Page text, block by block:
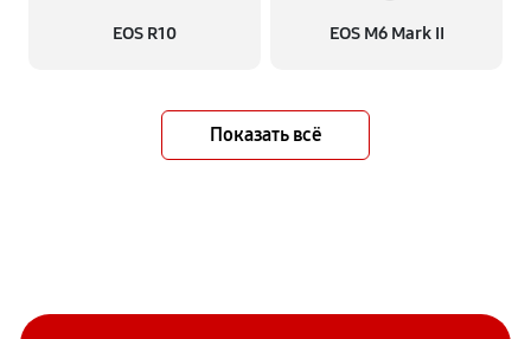
EOS R10 EOS M6 Mark II
Показать всё